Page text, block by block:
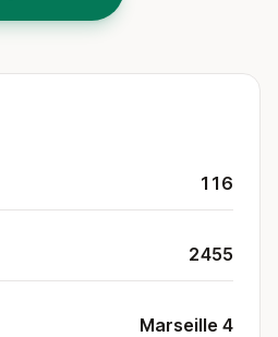
116
2455
Marseille 4